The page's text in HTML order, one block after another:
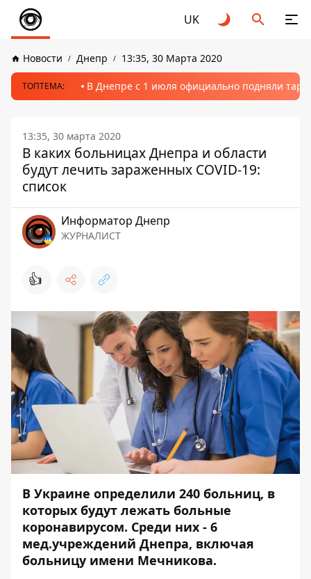
UK
Новости Днепр 13:35, 30 Марта 2020
ТОПТЕМА: В Днепре с 1 июля официально подняли
13:35, 30 марта 2020
В каких больницах Днепра и области
будут лечить зараженных COVID-19:
список
Информатор Днепр
ЖУРНАЛИСТ
👍
В Украине определили 240 больниц, в
которых будут лежать больные
коронавирусом. Среди них - 6
мед.учреждений Днепра, включая
больницу имени Мечникова.